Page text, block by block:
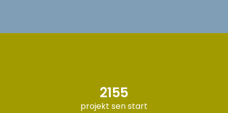
2155
projekt sen start